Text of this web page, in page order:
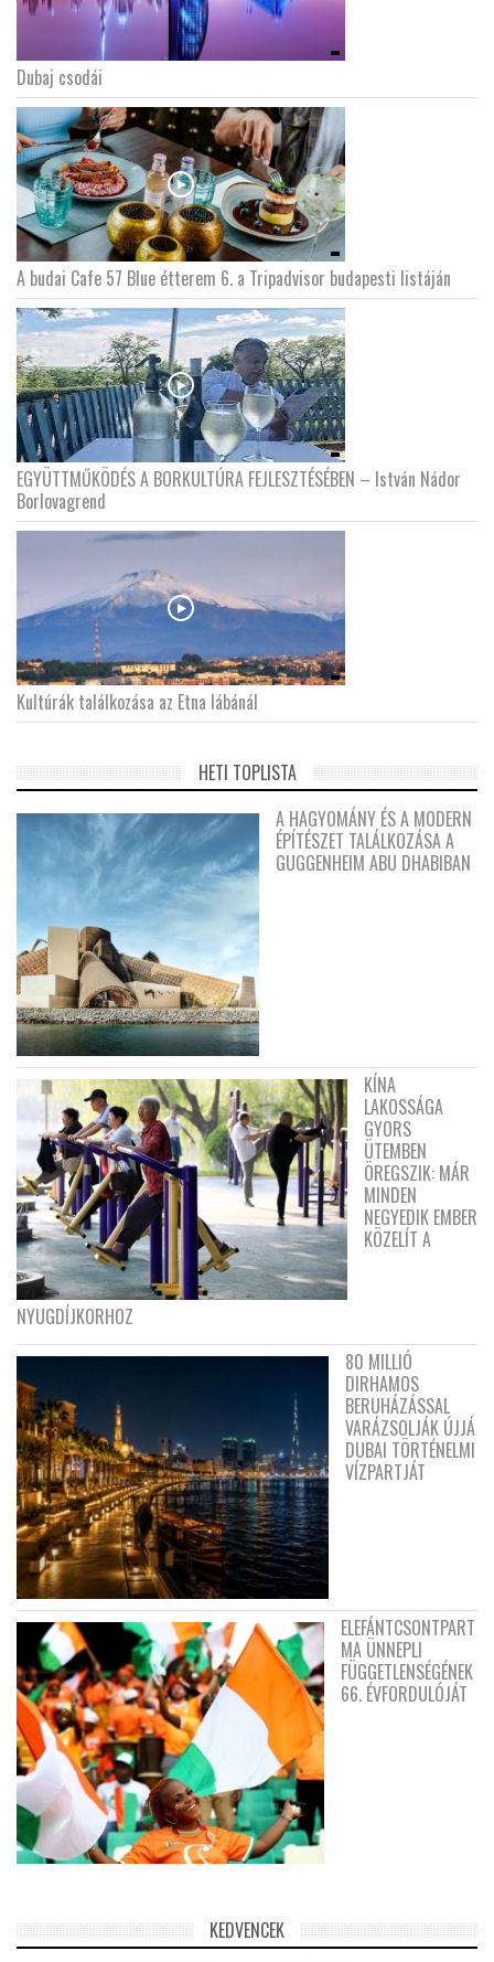
Dubaj csodái
A budai Cafe 57 Blue étterem 6. a Tripadvisor budapesti listáján
EGYÜTTMŰKÖDÉS A BORKULTÚRA FEJLESZTÉSÉBEN – István Nádor
Borlovagrend
Kultúrák találkozása az Etna lábánál
HETI TOPLISTA
A HAGYOMÁNY ÉS A MODERN
ÉPÍTÉSZET TALÁLKOZÁSA A
GUGGENHEIM ABU DHABIBAN
KÍNA
LAKOSSÁGA
GYORS
ÜTEMBEN
ÖREGSZIK: MÁR
MINDEN
NEGYEDIK EMBER
KÖZELÍT A
NYUGDÍJKORHOZ
80 MILLIÓ
DIRHAMOS
BERUHÁZÁSSAL
VARÁZSOLJÁK ÚJJÁ
DUBAI TÖRTÉNELMI
VÍZPARTJÁT
ELEFÁNTCSONTPART
MA ÜNNEPLI
FÜGGETLENSÉGÉNEK
66. ÉVFORDULÓJÁT
KEDVENCEK